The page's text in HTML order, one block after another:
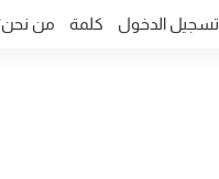
تسجيل الدخول كلمة من